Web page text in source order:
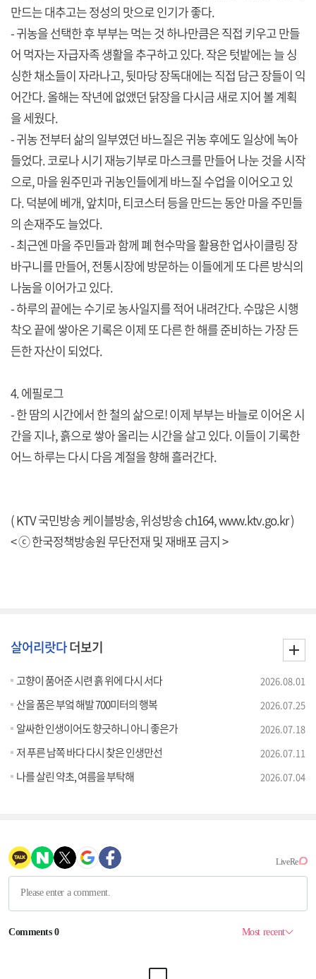
만드는 대추고는 정성의 맛으로 인기가 좋다.
- 귀농을 선택한 후 부부는 먹는 것 하나만큼은 직접 키우고 만들
어 먹자는 자급자족 생활을 추구하고 있다. 작은 텃밭에는 늘 싱
싱한 채소들이 자라나고, 뒷마당 장독대에는 직접 담근 장들이 익
어간다. 올해는 작년에 없앴던 닭장을 다시금 새로 지어 볼 계획
을 세웠다.
- 귀농 전부터 삶의 일부였던 바느질은 귀농 후에도 일상에 녹아
들었다. 코로나 시기 재능기부로 마스크를 만들어 나눈 것을 시작
으로, 마을 원주민과 귀농인들에게 바느질 수업을 이어오고 있
다. 덕분에 베개, 앞치마, 티코스터 등을 만드는 동안 마을 주민들
의 손재주도 늘었다.
- 최근엔 마을 주민들과 함께 폐 현수막을 활용한 업사이클링 장
바구니를 만들어, 전통시장에 방문하는 이들에게 또 다른 방식의
나눔을 이어가고 있다.
- 하루의 끝에는 수기로 농사일지를 적어 내려간다. 수많은 시행
착오 끝에 쌓아온 기록은 이제 또 다른 한 해를 준비하는 가장 든
든한 자산이 되었다.
4. 에필로그
- 한 땀의 시간에서 한 철의 삶으로! 이제 부부는 바늘로 이어온 시
간을 지나, 흙으로 쌓아 올리는 시간을 살고 있다. 이들이 기록한
어느 하루는 다시 다음 계절을 향해 흘러간다.
( KTV 국민방송 케이블방송, 위성방송 ch164,www.ktv.go.kr)
< ⓒ 한국정책방송원 무단전재 및 재배포 금지 >
살어리랏다더보기
고향이 품어준 시련 흙 위에 다시 서다 2026.08.01
산을 품은 부엌 해발 700미터의 행복 2026.07.25
알싸한 인생이어도 향긋하니 아니 좋은가 2026.07.18
저 푸른 남쪽 바다 다시 찾은 인생만선 2026.07.11
나를 살린 약초, 여름을 부탁해 2026.07.04